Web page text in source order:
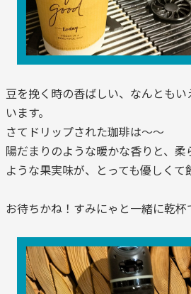
豆を挽く時の香ばしい、なんとも
います。
さてドリップされた珈琲は〜〜
陽だまりのような暖かな香りと、
ような果実味が、とっても優しくて
お待ちかね！すみにゃと一緒に乾